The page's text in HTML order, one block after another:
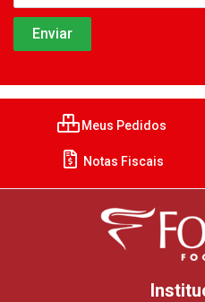
Meus Pedidos
Notas Fiscais